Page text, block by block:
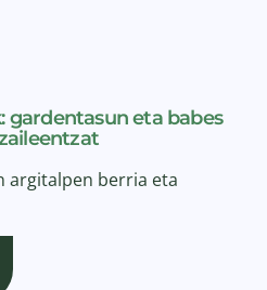
gardentasun eta babes
argitalpen berria eta